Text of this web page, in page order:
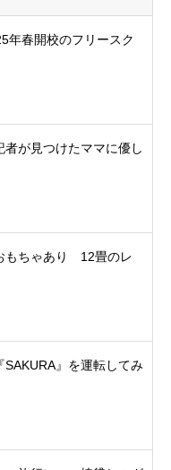
年春開校のフリースク
者が見つけたママに優し
もちゃあり 12畳のレ
SAKURA』を運転してみ